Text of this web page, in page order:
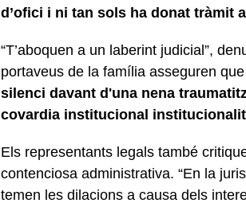
d’ofici i ni tan sols ha donat tràmit
“T’aboquen a un laberint judicial”,
portaveus de la família asseguren que
silenci davant d'una nena
covardia institucional
Els representants legals també
contenciosa administrativa. “En la
temen les dilacions a causa dels